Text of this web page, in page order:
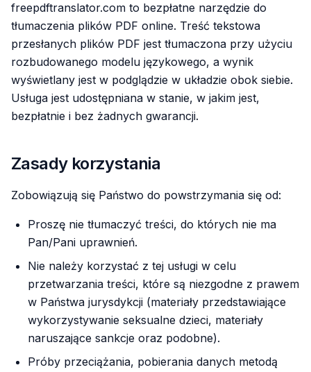
freepdftranslator.com to bezpłatne narzędzie do
tłumaczenia plików PDF online. Treść tekstowa
przesłanych plików PDF jest tłumaczona przy użyciu
rozbudowanego modelu językowego, a wynik
wyświetlany jest w podglądzie w układzie obok siebie.
Usługa jest udostępniana w stanie, w jakim jest,
bezpłatnie i bez żadnych gwarancji.
Zasady korzystania
Zobowiązują się Państwo do powstrzymania się od:
Proszę nie tłumaczyć treści, do których nie ma
Pan/Pani uprawnień.
Nie należy korzystać z tej usługi w celu
przetwarzania treści, które są niezgodne z prawem
w Państwa jurysdykcji (materiały przedstawiające
wykorzystywanie seksualne dzieci, materiały
naruszające sankcje oraz podobne).
Próby przeciążania, pobierania danych metodą